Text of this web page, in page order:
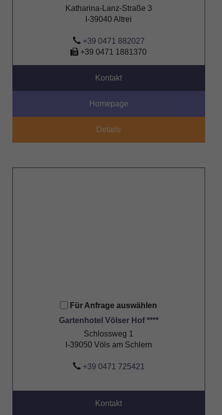
Katharina-Lanz-Straße 3
I-39040 Altrei
+39 0471 882027
+39 0471 1881370
Kontakt
Homepage
Details
Für Anfrage auswählen
Gartenhotel Völser Hof ****
Schlossweg 1
I-39050 Völs am Schlern
+39 0471 725421
Kontakt